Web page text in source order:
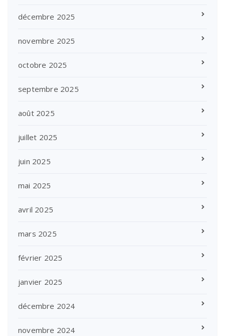
décembre 2025
novembre 2025
octobre 2025
septembre 2025
août 2025
juillet 2025
juin 2025
mai 2025
avril 2025
mars 2025
février 2025
janvier 2025
décembre 2024
novembre 2024